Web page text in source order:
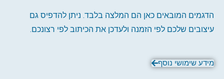
הדגמים המובאים כאן הם המלצה בלבד. ניתן להדפיס גם
עיצובים שלכם לפי הזמנה ולעדכן את הכיתוב לפי רצונכם.
מידע שימושי נוסף